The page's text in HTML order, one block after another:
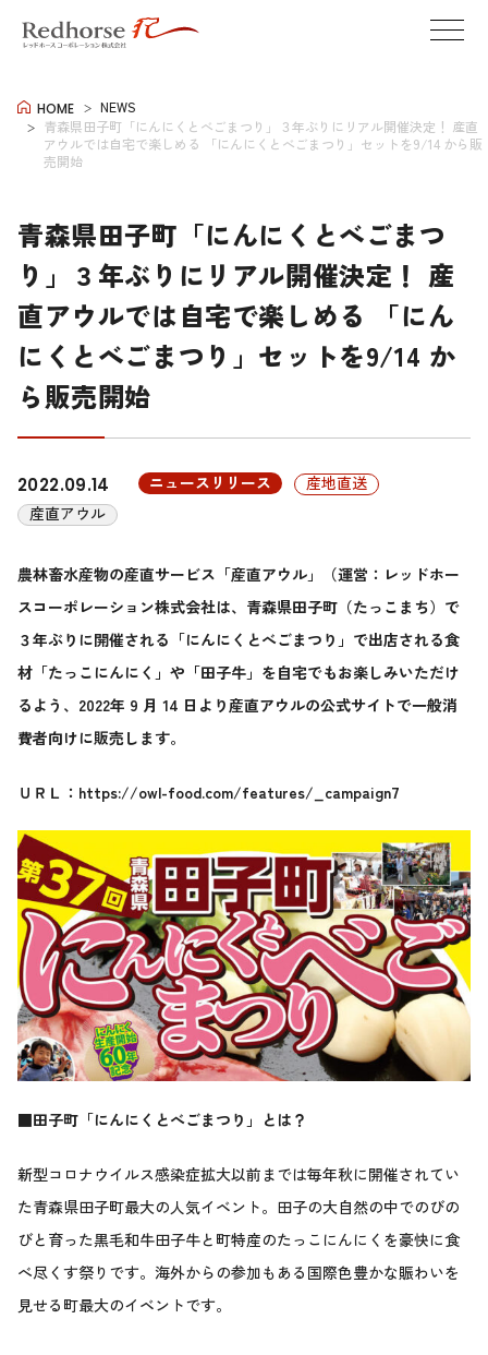
HOME
NEWS
青森県田子町「にんにくとべごまつり」３年ぶりにリアル開催決定！ 産直
アウルでは自宅で楽しめる 「にんにくとべごまつり」セットを9/14 から販
売開始
青森県田子町「にんにくとべごまつ
り」３年ぶりにリアル開催決定！ 産
直アウルでは自宅で楽しめる 「にん
にくとべごまつり」セットを9/14 か
ら販売開始
2022.09.14 ニュースリリース
産地直送
産直アウル
農林畜水産物の産直サービス「産直アウル」（運営：レッドホー
スコーポレーション株式会社は、青森県田子町（たっこまち）で
３年ぶりに開催される「にんにくとべごまつり」で出店される食
材「たっこにんにく」や「田子牛」を自宅でもお楽しみいただけ
るよう、2022年 9 月 14 日より産直アウルの公式サイトで一般消
費者向けに販売します。
ＵＲＬ： https://owl-food.com/features/_campaign7
■田子町「にんにくとべごまつり」とは？
新型コロナウイルス感染症拡大以前までは毎年秋に開催されてい
た青森県田子町最大の人気イベント。田子の大自然の中でのびの
びと育った黒毛和牛田子牛と町特産のたっこにんにくを豪快に食
べ尽くす祭りです。海外からの参加もある国際色豊かな賑わいを
見せる町最大のイベントです。